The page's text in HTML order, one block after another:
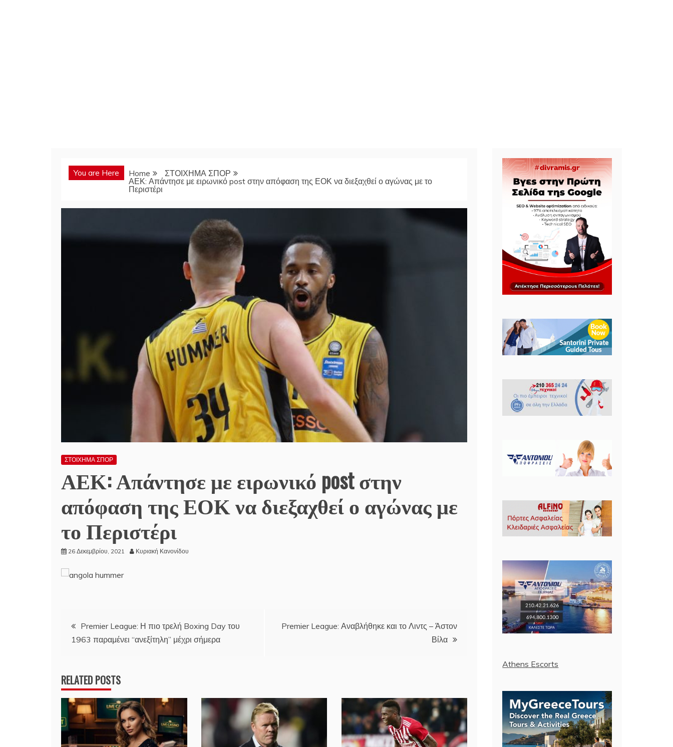
You are Here Home
ΣΤΟΙΧΗΜΑ ΣΠΟΡ
ΑΕΚ: Απάντησε με ειρωνικό post στην απόφαση της ΕΟΚ να διεξαχθεί ο αγώνας με το
Περιστέρι
ΣΤΟΙΧΗΜΑ ΣΠΟΡ
ΑΕΚ: Απάντησε με ειρωνικό post στην
απόφαση της ΕΟΚ να διεξαχθεί ο αγώνας με
το Περιστέρι
26 Δεκεμβρίου, 2021 Κυριακή Κανονίδου
Πλοήγηση
άρθρων
Premier League: Η πιο τρελή Boxing Day του
1963 παραμένει “ανεξίτηλη” μέχρι σήμερα
Premier League: Αναβλήθηκε και το Λιντς – Άστον
Βίλα
RELATED POSTS
Athens Escorts